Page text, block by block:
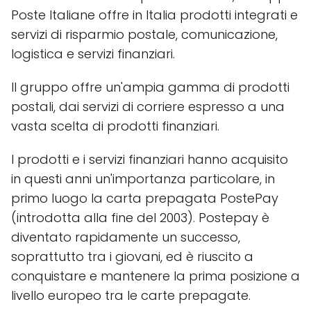
Poste Italiane offre in Italia prodotti integrati e
servizi di risparmio postale, comunicazione,
logistica e servizi finanziari.
Il gruppo offre un'ampia gamma di prodotti
postali, dai servizi di corriere espresso a una
vasta scelta di prodotti finanziari.
I prodotti e i servizi finanziari hanno acquisito
in questi anni un'importanza particolare, in
primo luogo la carta prepagata PostePay
(introdotta alla fine del 2003). Postepay è
diventato rapidamente un successo,
soprattutto tra i giovani, ed è riuscito a
conquistare e mantenere la prima posizione a
livello europeo tra le carte prepagate.